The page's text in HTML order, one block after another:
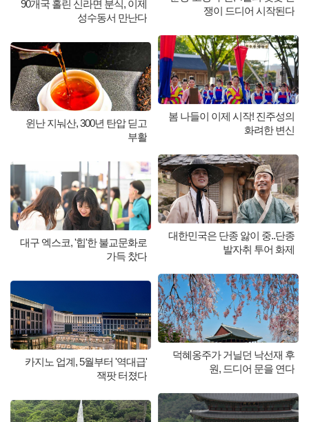
90개국 홀린 신라면 분식, 이제
성수동서 만난다
윈난 지눠산, 300년 탄압 딛고
부활
대구 엑스코, '힙'한 불교문화로
가득 찼다
카지노 업계, 5월부터 '역대급'
잭팟 터졌다
쟁이 드디어 시작된다
봄 나들이 이제 시작! 진주성의
화려한 변신
대한민국은 단종 앓이 중..단종
발자취 투어 화제
덕혜옹주가 거닐던 낙선재 후
원, 드디어 문을 연다